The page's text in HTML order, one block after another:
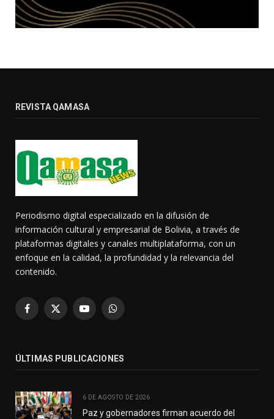
REVISTA QAMASA
Periodismo digital especializado en la difusión de
información cultural y empresarial de Bolivia, a través de
plataformas digitales y canales multiplataforma, con un
enfoque en la calidad, la profundidad y la relevancia del
contenido.
Facebook
X
YouTubeWhatsApp
ÚLTIMAS PUBLICACIONES
6 DE AGOSTO DE 2026
Paz y gobernadores firman acuerdo del